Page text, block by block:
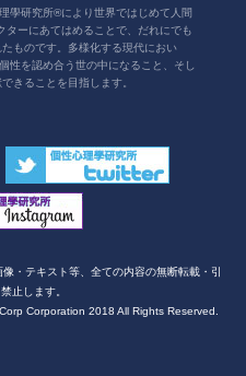
學研究所®により世界ではじめて人間
ーにあてはめることで、だれにでも
ものです。多様化する現代におい
性を認め合う世の中になること、そし
きることを目指します。
・テキスト等、全ての内容の無断転載・引
止します。
Corporation 2018 All Rights Reserved.